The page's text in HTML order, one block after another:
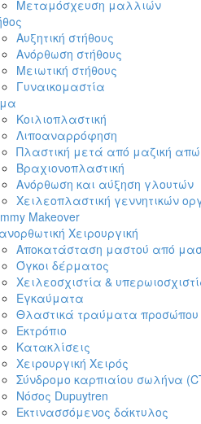
Μεταμόσχευση μαλλιών
Αυξητική στήθους
Ανόρθωση στήθους
Μειωτική στήθους
Γυναικομαστία
Κοιλιοπλαστική
Λιποαναρρόφηση
Πλαστική μετά από μαζική
Βραχιονοπλαστική
Ανόρθωση και αύξηση γλουτών
Χειλεοπλαστική γεννητικών
Makeover
Χειρουργική
Αποκατάσταση μαστού από
Όγκοι δέρματος
Χειλεοσχιστία &
Εγκαύματα
Θλαστικά τραύματα προσώπου
Εκτρόπιο
Κατακλίσεις
Χειρουργική Χειρός
Σύνδρομο καρπιαίου σωλήνα
Νόσος Dupuytren
Εκτινασσόμενος δάκτυλος